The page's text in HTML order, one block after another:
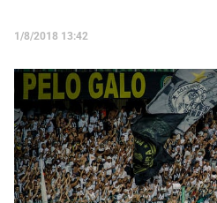
1/8/2018 13:42